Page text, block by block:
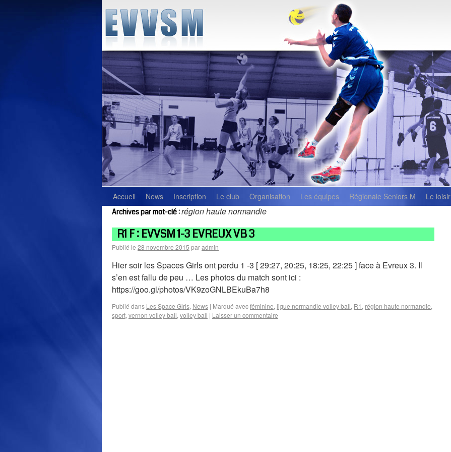
Accueil News Inscription Le club Organisation Les équipes Régionale Seniors M Le loisir
Archives par mot-clé :région haute normandie
R1 F : EVVSM 1-3 EVREUX VB 3
Publié le 28 novembre 2015 paradmin
Hier soir les Spaces Girls ont perdu 1 -3 [ 29:27, 20:25, 18:25, 22:25 ] face à Evreux 3. Il
s’en est fallu de peu … Les photos du match sont ici :
https://goo.gl/photos/VK9zoGNLBEkuBa7h8
Publié dans Les Space Girls, News | Marqué avecféminine, ligue normandie volley ball, R1 , région haute normandie,
sport, vernon volley ball, volley ball | Laisser un commentaire